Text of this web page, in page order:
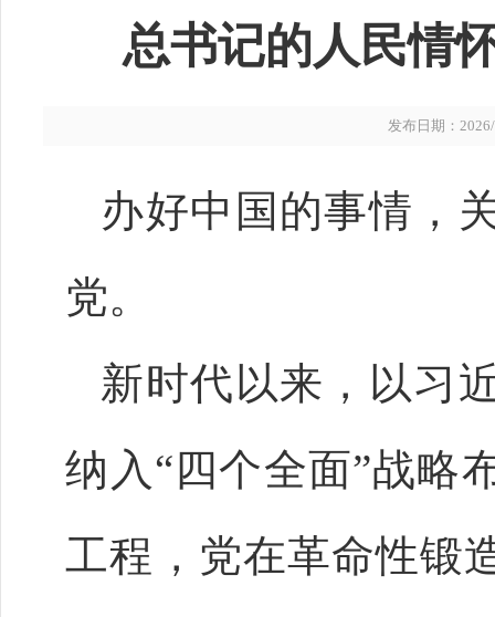
总书记的人民情
发布日期：
办好中国的事情，
党。
新时代以来，以习
纳入“四个全面”战略
工程，党在革命性锻